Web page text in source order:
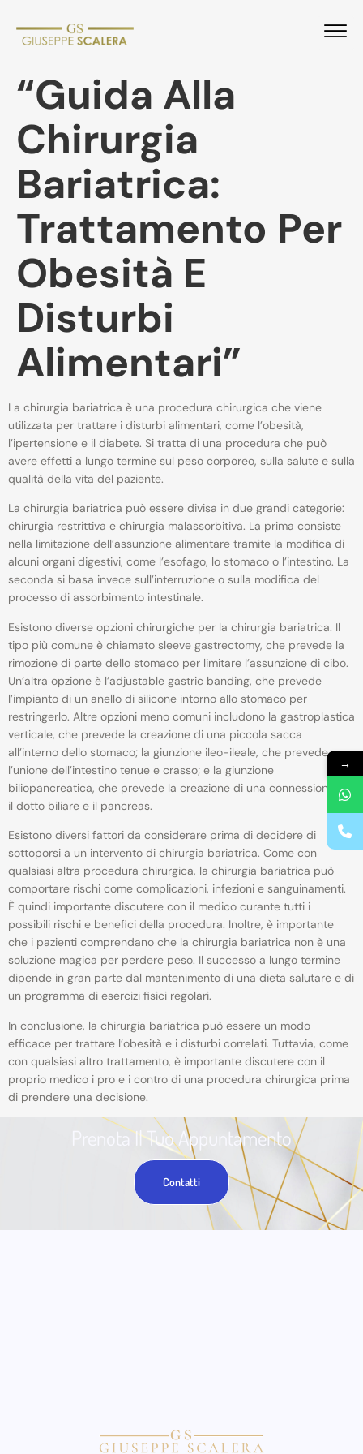
“Guida Alla
Chirurgia
Bariatrica:
Trattamento Per
Obesità E
Disturbi
Alimentari”
La chirurgia bariatrica è una procedura chirurgica che viene
utilizzata per trattare i disturbi alimentari, come l’obesità,
l’ipertensione e il diabete. Si tratta di una procedura che può
avere effetti a lungo termine sul peso corporeo, sulla salute e sulla
qualità della vita del paziente.
La chirurgia bariatrica può essere divisa in due grandi categorie:
chirurgia restrittiva e chirurgia malassorbitiva. La prima consiste
nella limitazione dell’assunzione alimentare tramite la modifica di
alcuni organi digestivi, come l’esofago, lo stomaco o l’intestino. La
seconda si basa invece sull’interruzione o sulla modifica del
processo di assorbimento intestinale.
Esistono diverse opzioni chirurgiche per la chirurgia bariatrica. Il
tipo più comune è chiamato sleeve gastrectomy, che prevede la
rimozione di parte dello stomaco per limitare l’assunzione di cibo.
Un’altra opzione è l’adjustable gastric banding, che prevede
l’impianto di un anello di silicone intorno allo stomaco per
restringerlo. Altre opzioni meno comuni includono la gastroplastica
verticale, che prevede la creazione di una piccola sacca
all’interno dello stomaco; la giunzione ileo-ileale, che prevede
l’unione dell’intestino tenue e crasso; e la giunzione
biliopancreatica, che prevede la creazione di una connessione tra
il dotto biliare e il pancreas.
Esistono diversi fattori da considerare prima di decidere di
sottoporsi a un intervento di chirurgia bariatrica. Come con
qualsiasi altra procedura chirurgica, la chirurgia bariatrica può
comportare rischi come complicazioni, infezioni e sanguinamenti.
È quindi importante discutere con il medico curante tutti i
possibili rischi e benefici della procedura. Inoltre, è importante
che i pazienti comprendano che la chirurgia bariatrica non è una
soluzione magica per perdere peso. Il successo a lungo termine
dipende in gran parte dal mantenimento di una dieta salutare e di
un programma di esercizi fisici regolari.
In conclusione, la chirurgia bariatrica può essere un modo
efficace per trattare l’obesità e i disturbi correlati. Tuttavia, come
con qualsiasi altro trattamento, è importante discutere con il
proprio medico i pro e i contro di una procedura chirurgica prima
di prendere una decisione.
Prenota Il Tuo Appuntamento
Contatti
→